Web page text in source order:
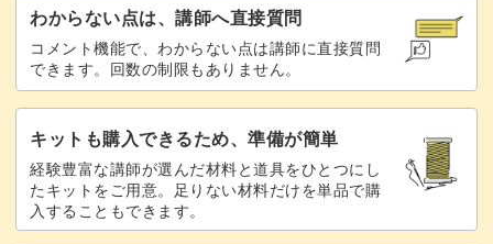
白い花びらの作り方をマスターしておけば、ピンクをいれ
て桜にしたり、黄色いプルメリアにしてハワイアンなアー
トを作ることもできます♪
花びらを作る段階で色をミックスしておいたり、粘土ジェ
わからない点は、講師へ直接質問
コメント機能で、わからない点は講師に直接質問
できます。回数の制限もありません。
キットも購入できるため、準備が簡単
経験豊富な講師が選んだ材料と道具をひとつにし
たキットをご用意。足りない材料だけを単品で購
入することもできます。